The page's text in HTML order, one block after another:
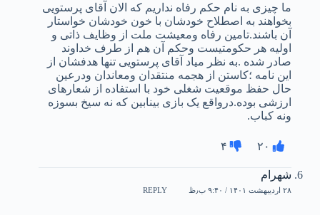
ما چیزی به نام حکم رفاه نداریم که الان آقای پرستویی
بخواهند به اصطلاح خودشان با خون خودشان خواستار
آن باشند.تامین رفاه ومعیشت ملت از وظایف ذاتی و
اولیه هر حکومتیست وحکم آن هم از طرف خداوند
صادر شده .به نظر میاد آقای پرستویی تنها هدفشان از
این نامه ؛کاستن از هجمه منتقدان ومعاندان ودرعین
حال حفظ موقعیت شغلی خود با استفاده از شعارهای
ارزشی بوده‌.درواقع یک بازی بینابین که نه سیخ بسوزه
ونه کباب.
۲۰ ۴
شهرام
۲۸ اردیبهشت ۱۴۰۱ / ۹:۴۰ ب٫ظ REPLY